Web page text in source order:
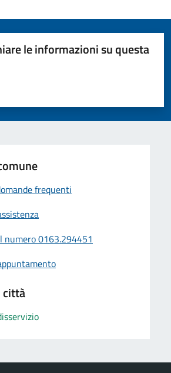
le informazioni su questa
5 stelle su 5
stelle su 5
su 5
5
frequenti
numero 0163.294451
città